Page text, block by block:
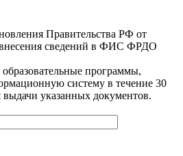
Правительства РФ от
сведений в ФИС ФРДО
программы,
систему в течение 30
указанных документов.